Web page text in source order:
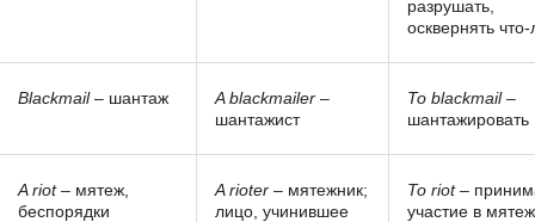
разрушать,
осквернять
Blackmail– шантаж A blackmailer –
шантажист
To blackmail–
шантажировать
A riot– мятеж,
беспорядки
A rioter – мятежник;
лицо, учинившее
To riot–
участие в